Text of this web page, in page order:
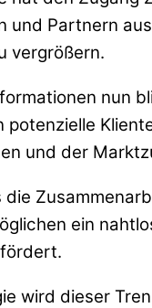
und Partnern
vergrößern.
nun
potenzielle
und der
ein
wird dieser